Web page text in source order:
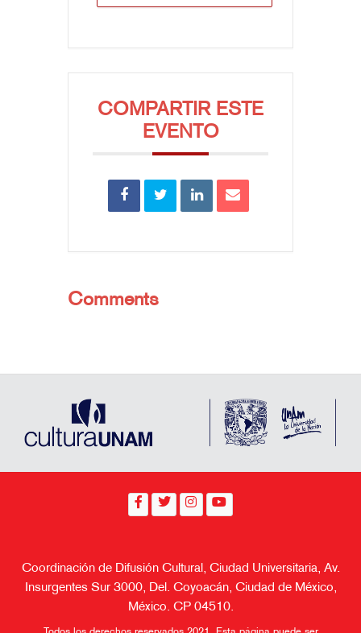
COMPARTIR ESTE
EVENTO
Comments
Coordinación de Difusión Cultural, Ciudad Universitaria, Av.
Insurgentes Sur 3000, Del. Coyoacán, Ciudad de México,
México. CP 04510.